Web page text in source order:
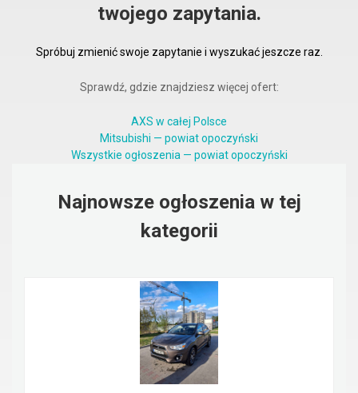
twojego zapytania.
Spróbuj zmienić swoje zapytanie i wyszukać jeszcze raz.
Sprawdź, gdzie znajdziesz więcej ofert:
AXS w całej Polsce
Mitsubishi — powiat opoczyński
Wszystkie ogłoszenia — powiat opoczyński
Najnowsze ogłoszenia w tej
kategorii